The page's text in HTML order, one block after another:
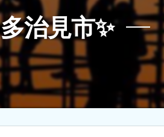
多治見市✨